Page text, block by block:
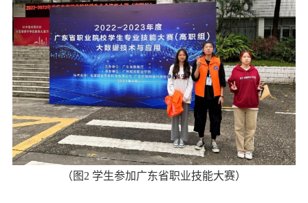
（ 图2 学生参加广东省职业技能大赛）